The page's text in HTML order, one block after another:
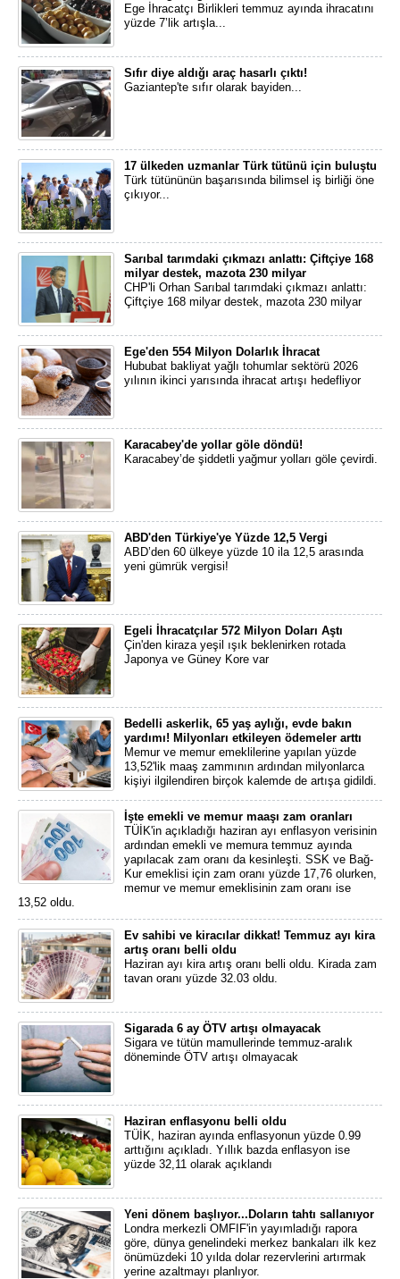
​Ege İhracatçı Birlikleri temmuz ayında ihracatını
yüzde 7’lik artışla...
Sıfır diye aldığı araç hasarlı çıktı!
Gaziantep'te sıfır olarak bayiden...
17 ülkeden uzmanlar Türk tütünü için buluştu
Türk tütününün başarısında bilimsel iş birliği öne
çıkıyor...
Sarıbal tarımdaki çıkmazı anlattı: Çiftçiye 168
milyar destek, mazota 230 milyar
CHP'li Orhan Sarıbal tarımdaki çıkmazı anlattı:
Çiftçiye 168 milyar destek, mazota 230 milyar
Ege'den 554 Milyon Dolarlık İhracat
Hububat bakliyat yağlı tohumlar sektörü 2026
yılının ikinci yarısında ihracat artışı hedefliyor
Karacabey'de yollar göle döndü!
Karacabey’de şiddetli yağmur yolları göle çevirdi.
ABD'den Türkiye'ye Yüzde 12,5 Vergi
ABD’den 60 ülkeye yüzde 10 ila 12,5 arasında
yeni gümrük vergisi!
Egeli İhracatçılar 572 Milyon Doları Aştı
Çin'den kiraza yeşil ışık beklenirken rotada
Japonya ve Güney Kore var
Bedelli askerlik, 65 yaş aylığı, evde bakın
yardımı! Milyonları etkileyen ödemeler arttı
Memur ve memur emeklilerine yapılan yüzde
13,52'lik maaş zammının ardından milyonlarca
kişiyi ilgilendiren birçok kalemde de artışa gidildi.
İşte emekli ve memur maaşı zam oranları
TÜİK'in açıkladığı haziran ayı enflasyon verisinin
ardından emekli ve memura temmuz ayında
yapılacak zam oranı da kesinleşti. SSK ve Bağ-
Kur emeklisi için zam oranı yüzde 17,76 olurken,
memur ve memur emeklisinin zam oranı ise
13,52 oldu.
Ev sahibi ve kiracılar dikkat! Temmuz ayı kira
artış oranı belli oldu
Haziran ayı kira artış oranı belli oldu. Kirada zam
tavan oranı yüzde 32.03 oldu.
Sigarada 6 ay ÖTV artışı olmayacak
Sigara ve tütün mamullerinde temmuz-aralık
döneminde ÖTV artışı olmayacak
Haziran enflasyonu belli oldu
TÜİK, haziran ayında enflasyonun yüzde 0.99
arttığını açıkladı. Yıllık bazda enflasyon ise
yüzde 32,11 olarak açıklandı
Yeni dönem başlıyor...Doların tahtı sallanıyor
Londra merkezli OMFIF'in yayımladığı rapora
göre, dünya genelindeki merkez bankaları ilk kez
önümüzdeki 10 yılda dolar rezervlerini artırmak
yerine azaltmayı planlıyor.